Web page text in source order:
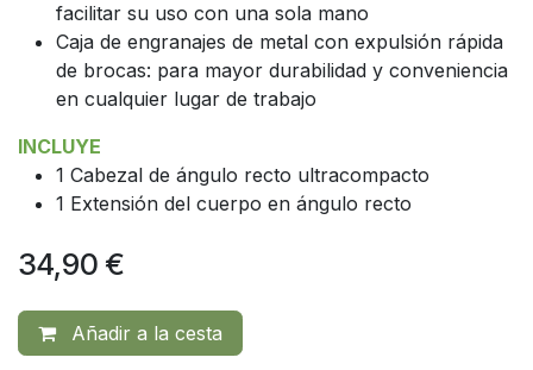
facilitar su uso con una sola mano
Caja de engranajes de metal con expulsión rápida
de brocas: para mayor durabilidad y conveniencia
en cualquier lugar de trabajo
INCLUYE
1 Cabezal de ángulo recto ultracompacto
1 Extensión del cuerpo en ángulo recto
34,90 €
Añadir a la cesta